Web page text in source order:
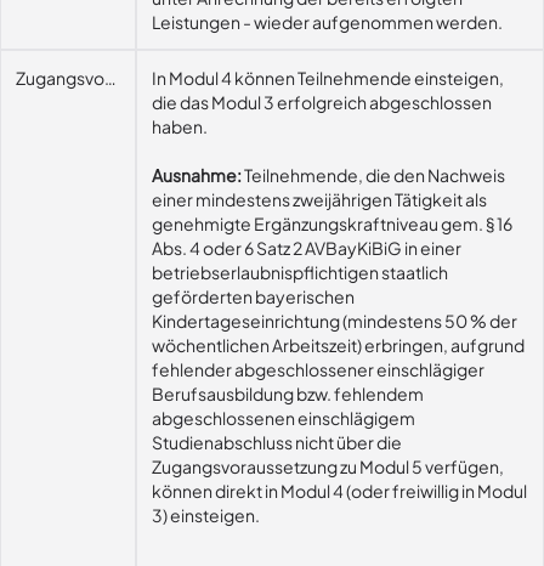
Leistungen - wieder aufgenommen werden.
ZugangsvoraussetzungenIn Modul 4 können Teilnehmende einsteigen,
die das Modul 3 erfolgreich abgeschlossen
haben.
Ausnahme:Teilnehmende, die den Nachweis
einer mindestens zweijährigen Tätigkeit als
genehmigte Ergänzungskraftniveau gem. § 16
Abs. 4 oder 6 Satz 2 AVBayKiBiG in einer
betriebserlaubnispflichtigen staatlich
geförderten bayerischen
Kindertageseinrichtung (mindestens 50 % der
wöchentlichen Arbeitszeit) erbringen, aufgrund
fehlender abgeschlossener einschlägiger
Berufsausbildung bzw. fehlendem
abgeschlossenen einschlägigem
Studienabschluss nicht über die
Zugangsvoraussetzung zu Modul 5 verfügen,
können direkt in Modul 4 (oder freiwillig in Modul
3) einsteigen.